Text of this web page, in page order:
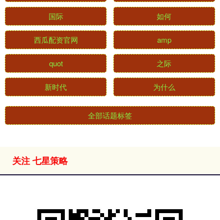
国际 如何
西瓜配资官网 amp
quot 之际
新时代 为什么
全部话题标签
关注 七星策略